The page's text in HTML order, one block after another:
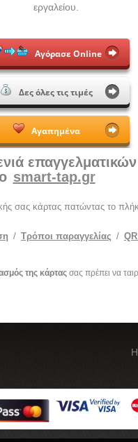
εργαλείου.
Αγόρασε Online
Δες όλες τις τιμές
Αγαπημένα
smart-tap.gr
σας κάρτας πατώντας το
/ Τρόποι παραγγελίας /
της κάρτας σας πρέπει να
Η